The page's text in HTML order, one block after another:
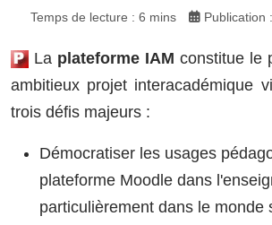
Temps de lecture : 6 mins Publication
La plateforme IAM constitue le
ambitieux projet interacadémique
trois défis majeurs :
Démocratiser les usages
plateforme Moodle dans
particulièrement dans le monde